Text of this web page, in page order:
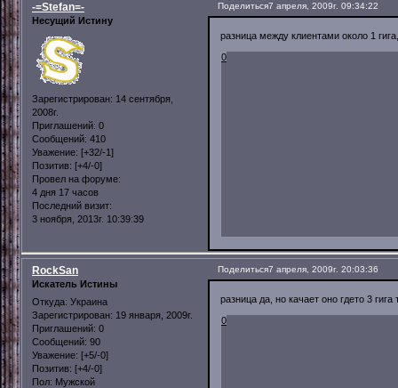
Поделиться7 апреля, 2009г. 09:34:22
-=Stefan=-
Несущий Истину
Зарегистрирован: 14 сентября,
2008г.
Приглашений: 0
Сообщений: 410
Уважение: [+32/-1]
Позитив: [+4/-0]
Провел на форуме:
4 дня 17 часов
Последний визит:
3 ноября, 2013г. 10:39:39
разница между клиентами около 1
0
Поделиться7 апреля, 2009г. 20:03:36
RockSan
Искатель Истины
Откуда: Украина
Зарегистрирован: 19 января, 2009г.
Приглашений: 0
Сообщений: 90
Уважение: [+5/-0]
Позитив: [+4/-0]
Пол: Мужской
разница да, но качает оно гдето 3
0